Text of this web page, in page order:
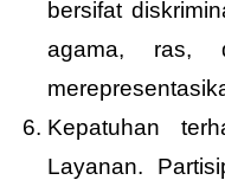
bersifat
agama, ras,
Kepatuhan
Layanan.